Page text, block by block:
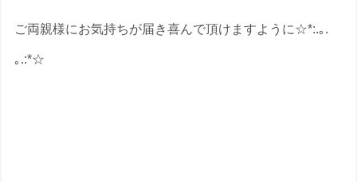
ご両親様にお気持ちが届き喜んで頂けますように☆*:.｡.
｡.:*☆